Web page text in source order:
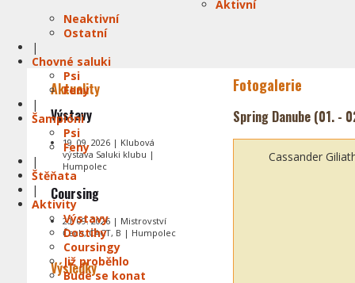
Aktivní
Neaktivní
Ostatní
|
Chovné saluki
Psi
Feny
|
Šampióni
Psi
Feny
|
Štěňata
|
Aktivity
Výstavy
Dostihy
Coursingy
Již proběhlo
Bude se konat
Fotogalerie
Spring Danube (01. -
Cassander
Aktuality
Výstavy
19. 09. 2026 | Klubová
výstava Saluki klubu |
Humpolec
Coursing
20. 09. 2026 | Mistrovství
Čech, CACT, B | Humpolec
Výsledky